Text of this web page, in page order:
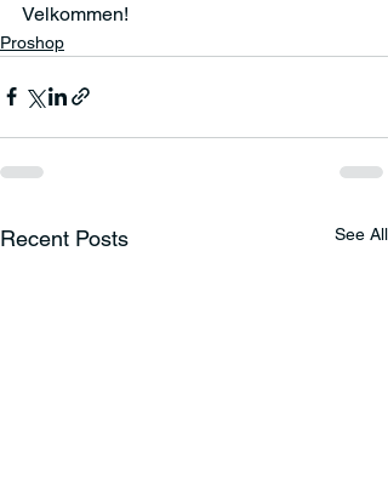
Velkommen!
Proshop
Recent Posts See All